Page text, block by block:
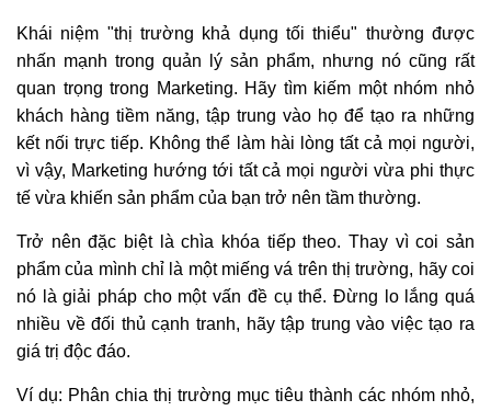
Khái niệm "thị trường khả dụng tối thiểu" thường được
nhấn mạnh trong quản lý sản phẩm, nhưng nó cũng rất
quan trọng trong Marketing. Hãy tìm kiếm một nhóm nhỏ
khách hàng tiềm năng, tập trung vào họ để tạo ra những
kết nối trực tiếp. Không thể làm hài lòng tất cả mọi người,
vì vậy, Marketing hướng tới tất cả mọi người vừa phi thực
tế vừa khiến sản phẩm của bạn trở nên tầm thường.
Trở nên đặc biệt là chìa khóa tiếp theo. Thay vì coi sản
phẩm của mình chỉ là một miếng vá trên thị trường, hãy coi
nó là giải pháp cho một vấn đề cụ thể. Đừng lo lắng quá
nhiều về đối thủ cạnh tranh, hãy tập trung vào việc tạo ra
giá trị độc đáo.
Ví dụ: Phân chia thị trường mục tiêu thành các nhóm nhỏ,